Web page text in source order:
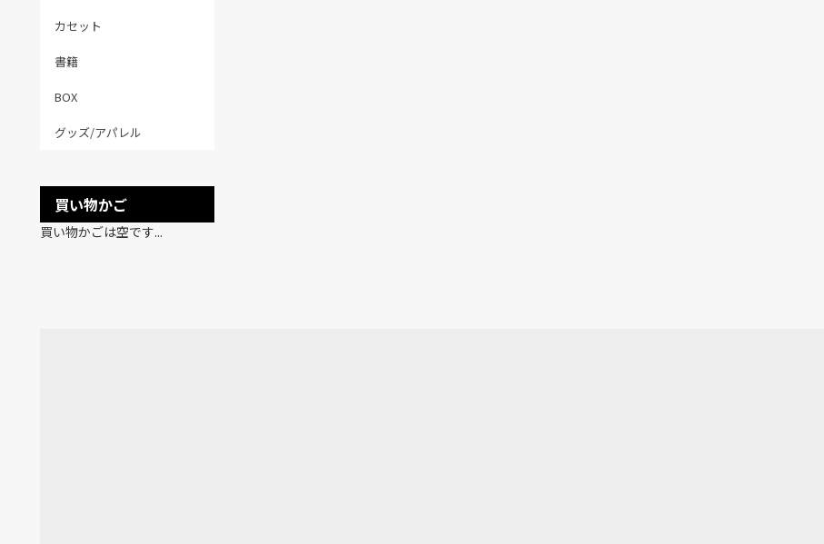
カセット
書籍
BOX
グッズ/アパレル
買い物かご
買い物かごは空です...